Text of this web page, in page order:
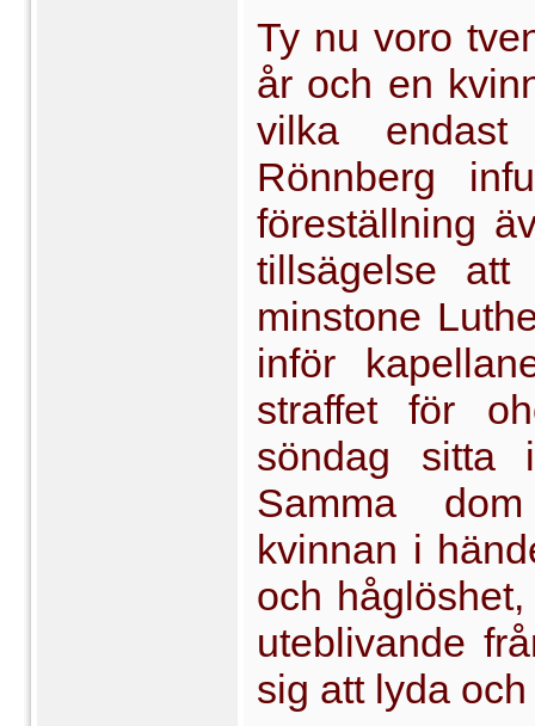
Ty nu voro
år och en
vilka
Rönnberg
föreställning
tillsägelse
minstone
inför
straffet för
söndag sitta
Samma
kvinnan i
och
uteblivande
sig att lyda